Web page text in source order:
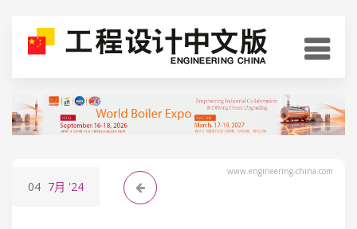
www.engineering-china.com
04 7月 '24